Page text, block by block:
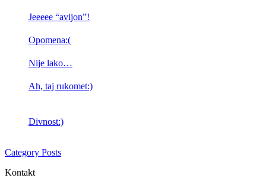
Jeeeee “avijon”!
Opomena:(
Nije lako…
Ah, taj rukomet:)
Divnost:)
Category Posts
Kontakt